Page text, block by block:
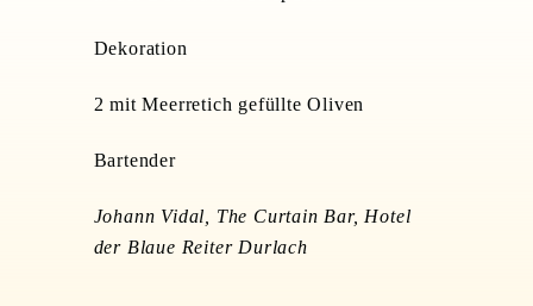
Dekoration
2 mit Meerretich gefüllte Oliven
Bartender
Johann Vidal, The Curtain Bar, Hotel
der Blaue Reiter Durlach